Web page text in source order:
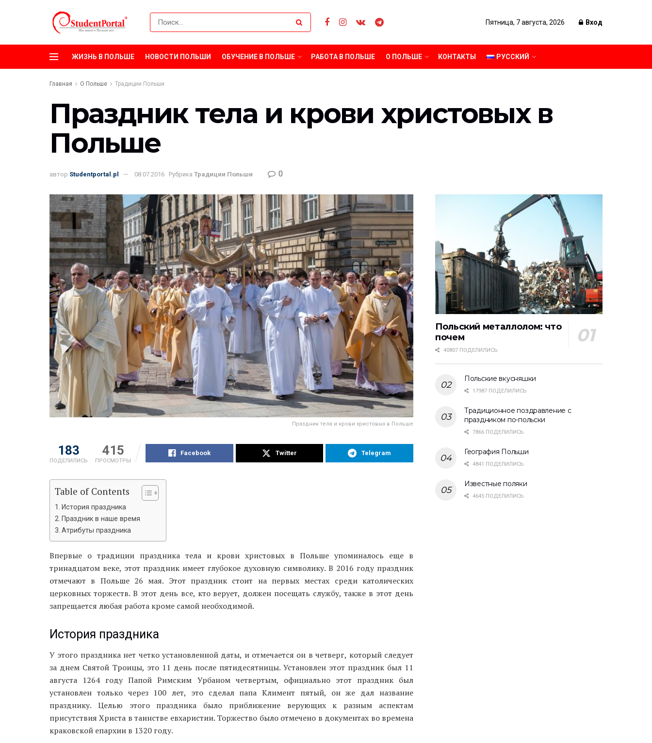
Пятница, 7 августа, 2026 Вход
ЖИЗНЬ В ПОЛЬШЕ НОВОСТИ ПОЛЬШИ ОБУЧЕНИЕ В ПОЛЬШЕ РАБОТА В ПОЛЬШЕ О ПОЛЬШЕ КОНТАКТЫ РУССКИЙ
Главная О Польше Традиции Польши
Праздник тела и крови христовых в
Польше
автор Studentportal.pl 08.07.2016 Рубрика Традиции Польши 0
Праздник тела и крови христовых в Польше
183
ПОДЕЛИЛИСЬ
415
ПРОСМОТРЫ
Facebook Twitter Telegram
Table of Contents
История праздника
Праздник в наше время
Атрибуты праздника
Впервые о традиции праздника тела и крови христовых в Польше упоминалось еще в
тринадцатом веке, этот праздник имеет глубокое духовную символику. В 2016 году праздник
отмечают в Польше 26 мая. Этот праздник стоит на первых местах среди католических
церковных торжеств. В этот день все, кто верует, должен посещать службу, также в этот день
запрещается любая работа кроме самой необходимой.
История праздника
У этого праздника нет четко установленной даты, и отмечается он в четверг, который следует
за днем Святой Троицы, это 11 день после пятидесятницы. Установлен этот праздник был 11
августа 1264 году Папой Римским Урбаном четвертым, официально этот праздник был
установлен только через 100 лет, это сделал папа Климент пятый, он же дал название
празднику. Целью этого праздника было приближение верующих к разным аспектам
присутствия Христа в таинстве евхаристии. Торжество было отмечено в документах во времена
краковской епархии в 1320 году.
Польский металлолом: что
почем
40807 ПОДЕЛИЛИСЬ
Польские вкусняшки
17987 ПОДЕЛИЛИСЬ
Традиционное поздравление с
праздником по-польски
7866 ПОДЕЛИЛИСЬ
География Польши
4841 ПОДЕЛИЛИСЬ
Известные поляки
4645 ПОДЕЛИЛИСЬ